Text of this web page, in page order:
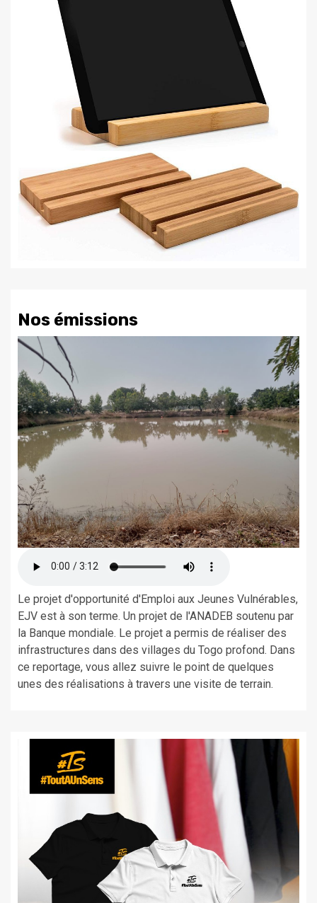
Nos émissions
Le projet d'opportunité d'Emploi aux Jeunes Vulnérables,
EJV est à son terme. Un projet de l'ANADEB soutenu par
la Banque mondiale. Le projet a permis de réaliser des
infrastructures dans des villages du Togo profond. Dans
ce reportage, vous allez suivre le point de quelques
unes des réalisations à travers une visite de terrain.